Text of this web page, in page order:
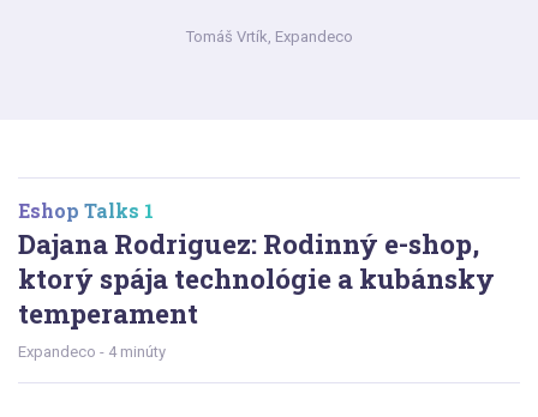
Tomáš Vrtík, Expandeco
Eshop Talks 1
Dajana Rodriguez: Rodinný e-shop,
ktorý spája technológie a kubánsky
temperament
Expandeco - 4 minúty